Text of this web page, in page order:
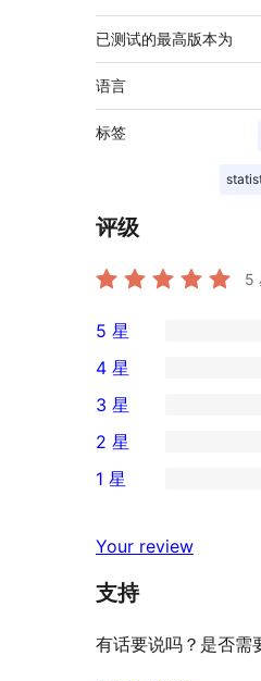
已测试的最高版本为
语言
标签
评级
5
3
条
5
星
评
5 星
条
4
星
价
4 星
0
条
3
评
价
3 星
条
星
评
2 星
1
星
价
1 星
Your review
支持
有话要说吗？是否需